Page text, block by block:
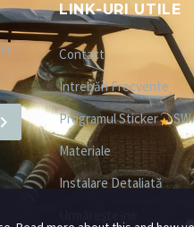
LINK-URI UTILE
Contact
Întrebări Frecvente
Programul Sticker
Materiale
Instalare Detaliată